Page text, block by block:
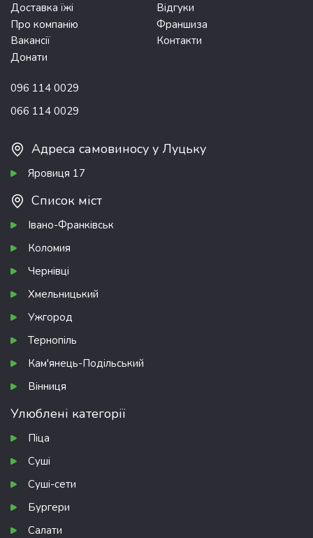
Доставка їжі
Відгуки
Про компанію
Франшиза
Вакансії
Контакти
Донати
096 114 0029
066 114 0029
Адреса самовиносу у Луцьку
Яровиця 17
Список міст
Івано-Франківськ
Коломия
Чернівці
Хмельницький
Ужгород
Тернопіль
Кам'янець-Подільський
Вінниця
Улюблені категорії
Піца
Суші
Суші-сети
Бургери
Салати